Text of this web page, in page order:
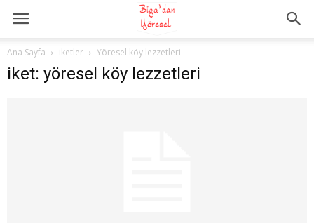
Ana Sayfa iketler Yöresel köy lezzetleri
iket: yöresel köy lezzetleri